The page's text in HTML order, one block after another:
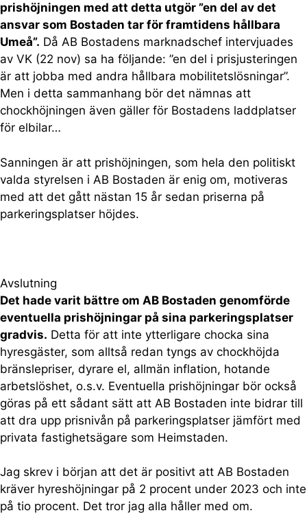
prishöjningen med att detta utgör ”en del av det
ansvar som Bostaden tar för framtidens hållbara
Umeå”. Då AB Bostadens marknadschef intervjuades
av VK (22 nov) sa ha följande: ”en del i prisjusteringen
är att jobba med andra hållbara mobilitetslösningar”.
Men i detta sammanhang bör det nämnas att
chockhöjningen även gäller för Bostadens laddplatser
för elbilar…
Sanningen är att prishöjningen, som hela den politiskt
valda styrelsen i AB Bostaden är enig om, motiveras
med att det gått nästan 15 år sedan priserna på
parkeringsplatser höjdes.
Avslutning
Det hade varit bättre om AB Bostaden genomförde
eventuella prishöjningar på sina parkeringsplatser
gradvis. Detta för att inte ytterligare chocka sina
hyresgäster, som alltså redan tyngs av chockhöjda
bränslepriser, dyrare el, allmän inflation, hotande
arbetslöshet, o.s.v. Eventuella prishöjningar bör också
göras på ett sådant sätt att AB Bostaden inte bidrar till
att dra upp prisnivån på parkeringsplatser jämfört med
privata fastighetsägare som Heimstaden.
Jag skrev i början att det är positivt att AB Bostaden
kräver hyreshöjningar på 2 procent under 2023 och inte
på tio procent. Det tror jag alla håller med om.